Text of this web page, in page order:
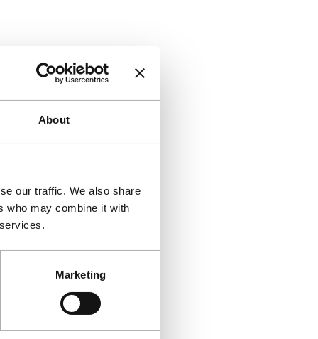
About
our traffic. We also share
who may combine it with
Marketing